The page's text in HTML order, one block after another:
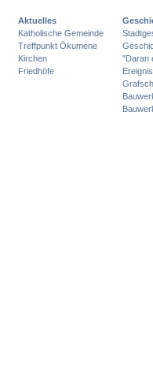
Aktuelles
Katholische Gemeinde
Treffpunkt Ökumene
Kirchen
Friedhöfe
"Daran